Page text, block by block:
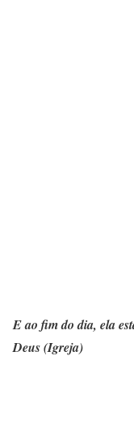
E ao fim do dia, ela
Deus (Igreja)